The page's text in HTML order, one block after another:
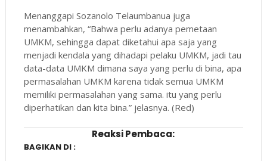
Menanggapi Sozanolo Telaumbanua juga
menambahkan, “Bahwa perlu adanya pemetaan
UMKM, sehingga dapat diketahui apa saja yang
menjadi kendala yang dihadapi pelaku UMKM, jadi tau
data-data UMKM dimana saya yang perlu di bina, apa
permasalahan UMKM karena tidak semua UMKM
memiliki permasalahan yang sama. itu yang perlu
diperhatikan dan kita bina.” jelasnya. (Red)
Reaksi Pembaca:
BAGIKAN DI :